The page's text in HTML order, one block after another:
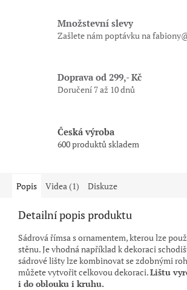
Množstevní slevy
Zašlete nám poptávku na
Doprava od 299,- Kč
Doručení 7 až 10 dnů
Česká výroba
600 produktů skladem
Popis Videa (1) Diskuze
Detailní popis produktu
Sádrová římsa s ornamentem, kterou lze
stěnu. Je vhodná například k dekoraci
sádrové lišty lze kombinovat se zdobnými
můžete vytvořit celkovou dekoraci.Lištu
i do oblouku i kruhu.